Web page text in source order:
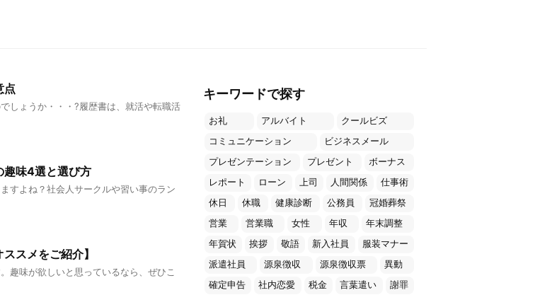
点
しょうか・・・?履歴書は、就活や転職活
趣味4選と選び方
すよね？社会人サークルや習い事のラン
スメをご紹介】
趣味が欲しいと思っているなら、ぜひこ
キーワードで探す
お礼 アルバイト
クールビズ
コミュニケーション
ビジネスメール
プレゼンテーション
プレゼント
ボーナス
レポート
ローン 上司 人間関係
仕事術
休日
休職 健康診断 公務員
冠婚葬祭
営業
営業職 女性 年収
年末調整
年賀状
挨拶 敬語 新入社員
服装マナー
派遣社員
源泉徴収 源泉徴収票
異動
確定申告
社内恋愛 税金 言葉遣い
謝罪